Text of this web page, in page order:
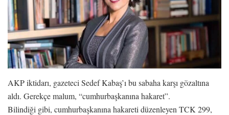
AKP iktidarı, gazeteci Sedef Kabaş’ı bu sabaha karşı gözaltına
aldı. Gerekçe malum, “cumhurbaşkanına hakaret”.
Bilindiği gibi, cumhurbaşkanına hakareti düzenleyen TCK 299,